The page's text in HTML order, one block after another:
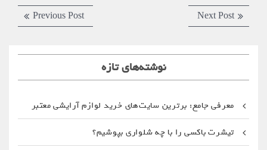
راهبری
نوشته
Previous Post
Previous
post:
Next Post
Next
post:
نوشته‌های تازه
معرفی جامع: برترین سایت‌های خرید لوازم آرایشی معتبر
تیشرت باکسی را با چه شلواری بپوشیم؟